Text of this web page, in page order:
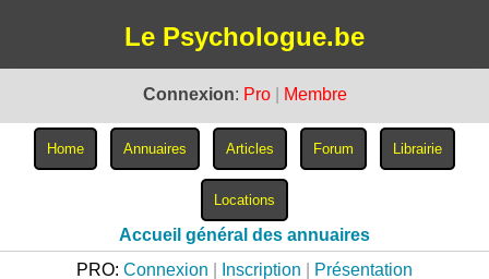
Le Psychologue.be
Connexion: Pro Membre
Accueil général des annuaires
PRO: Connexion Inscription Présentation